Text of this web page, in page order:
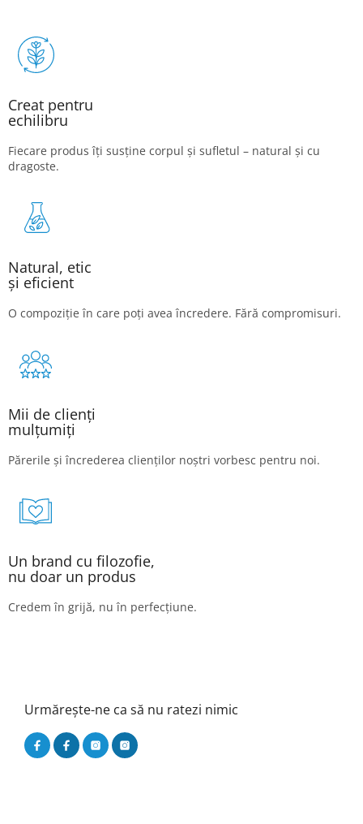
Creat pentru
echilibru
Fiecare produs îți susține corpul și sufletul – natural și cu
dragoste.
Natural, etic
și eficient
O compoziție în care poți avea încredere. Fără compromisuri.
Mii de clienți
mulțumiți
Părerile și încrederea clienților noștri vorbesc pentru noi.
Un brand cu filozofie,
nu doar un produs
Credem în grijă, nu în perfecțiune.
Urmărește-ne ca să nu ratezi nimic